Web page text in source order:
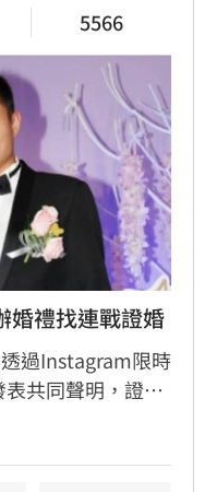
5566
婚禮找連戰證婚
過Instagram限時
共同聲明，證實
示，兩人其實已